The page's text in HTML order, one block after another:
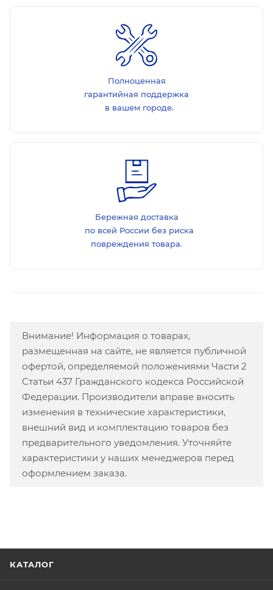
Полноценная
гарантийная поддержка
в вашем городе.
Бережная доставка
по всей России без риска
повреждения товара.
Внимание! Информация о товарах,
размещенная на сайте, не является публичной
офертой, определяемой положениями Части 2
Статьи 437 Гражданского кодекса Российской
Федерации. Производители вправе вносить
изменения в технические характеристики,
внешний вид и комплектацию товаров без
предварительного уведомления. Уточняйте
характеристики у наших менеджеров перед
оформлением заказа.
КАТАЛОГ